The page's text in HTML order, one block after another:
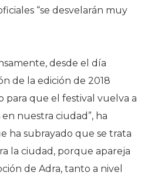
“se desvelarán muy
desde el día
de la edición de 2018
para que el festival vuelva a
nuestra ciudad”, ha
ha subrayado que se trata
la ciudad, porque apareja
de Adra, tanto a nivel